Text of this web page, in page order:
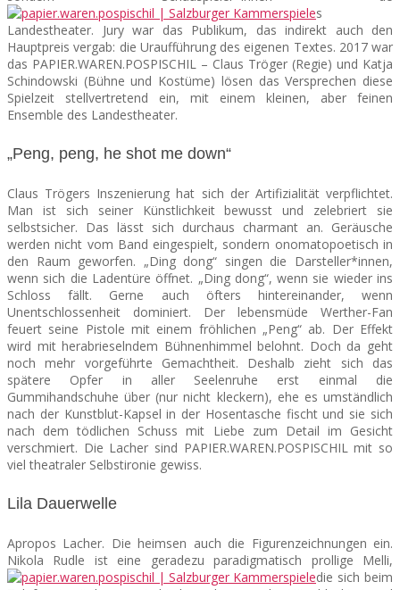
s
Landestheater. Jury war das Publikum, das indirekt auch den
Hauptpreis vergab: die Uraufführung des eigenen Textes. 2017 war
das PAPIER.WAREN.POSPISCHIL – Claus Tröger (Regie) und Katja
Schindowski (Bühne und Kostüme) lösen das Versprechen diese
Spielzeit stellvertretend ein, mit einem kleinen, aber feinen
Ensemble des Landestheater.
„Peng, peng, he shot me down“
Claus Trögers Inszenierung hat sich der Artifizialität verpflichtet.
Man ist sich seiner Künstlichkeit bewusst und zelebriert sie
selbstsicher. Das lässt sich durchaus charmant an. Geräusche
werden nicht vom Band eingespielt, sondern onomatopoetisch in
den Raum geworfen. „Ding dong“ singen die Darsteller*innen,
wenn sich die Ladentüre öffnet. „Ding dong“, wenn sie wieder ins
Schloss fällt. Gerne auch öfters hintereinander, wenn
Unentschlossenheit dominiert. Der lebensmüde Werther-Fan
feuert seine Pistole mit einem fröhlichen „Peng“ ab. Der Effekt
wird mit herabrieselndem Bühnenhimmel belohnt. Doch da geht
noch mehr vorgeführte Gemachtheit. Deshalb zieht sich das
spätere Opfer in aller Seelenruhe erst einmal die
Gummihandschuhe über (nur nicht kleckern), ehe es umständlich
nach der Kunstblut-Kapsel in der Hosentasche fischt und sie sich
nach dem tödlichen Schuss mit Liebe zum Detail im Gesicht
verschmiert. Die Lacher sind PAPIER.WAREN.POSPISCHIL mit so
viel theatraler Selbstironie gewiss.
Lila Dauerwelle
Apropos Lacher. Die heimsen auch die Figurenzeichnungen ein.
Nikola Rudle ist eine geradezu paradigmatisch prollige Melli,
die sich beim